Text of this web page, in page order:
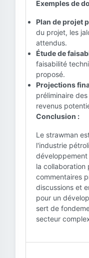
Exemples de
Plan de projet
du projet, les
attendus.
Étude de
faisabilité
proposé.
Projections
préliminaire
revenus
Conclusion :
Le strawman
l'industrie
la collaboration
commentaires
discussions et
pour un
sert de
secteur